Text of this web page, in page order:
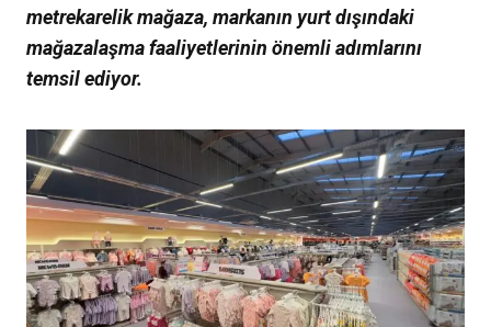
metrekarelik mağaza, markanın yurt dışındaki
mağazalaşma faaliyetlerinin önemli adımlarını
temsil ediyor.